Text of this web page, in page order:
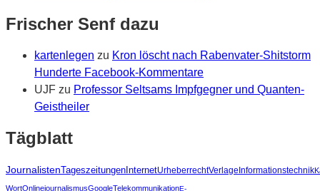
Frischer Senf dazu
kartenlegen zu Kron löscht nach Rabenvater-Shitstorm
Hunderte Facebook-Kommentare
UJF zu Professor Seltsams Impfgegner und Quanten-
Geistheiler
Tägblatt
JournalistenTageszeitungen InternetUrheberrechtVerlageInformationstechnik
WortOnlinejournalismusGoogleTelekommunikationE-